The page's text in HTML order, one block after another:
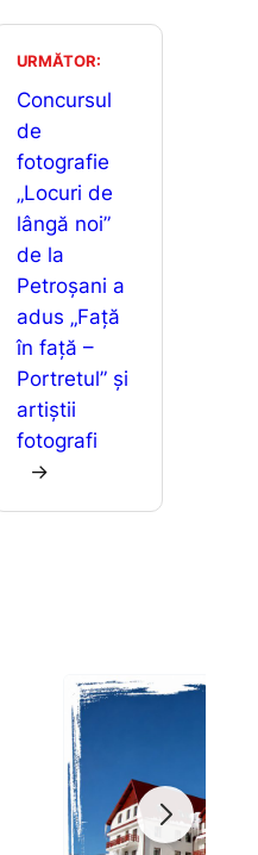
s
A
p
p
s
e
n
er
URMĂTOR:
Concursul
de
fotografie
„Locuri de
lângă noi”
de la
Petroșani a
adus „Față
în față –
Portretul” și
artiștii
fotografi
→